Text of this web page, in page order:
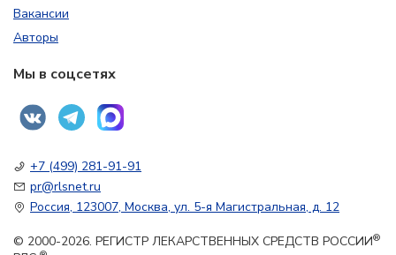
Вакансии
Авторы
Мы в соцсетях
+7 (499) 281-91-91
pr@rlsnet.ru
Россия, 123007, Москва, ул. 5-я Магистральная, д. 12
© 2000-2026. РЕГИСТР ЛЕКАРСТВЕННЫХ СРЕДСТВ РОССИИ®